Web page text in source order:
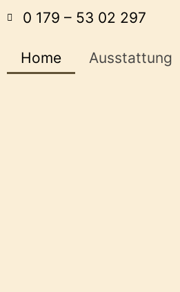
0 179 – 53 02 297
Home Ausstattung